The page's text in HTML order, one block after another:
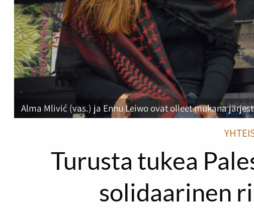
Alma Mlivić (vas.) ja Ennu Leiwo ovat olleet mukana
Turusta tukea
solidaarinen